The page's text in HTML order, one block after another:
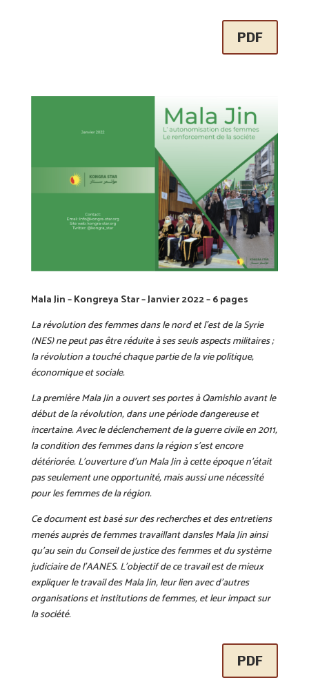
PDF
Mala Jin – Kongreya Star – Janvier 2022 – 6 pages
La révolution des femmes dans le nord et l’est de la Syrie
(NES) ne peut pas être réduite à ses seuls aspects militaires ;
la révolution a touché chaque partie de la vie politique,
économique et sociale.
La première Mala Jin a ouvert ses portes à Qamishlo avant le
début de la révolution, dans une période dangereuse et
incertaine. Avec le déclenchement de la guerre civile en 2011,
la condition des femmes dans la région s’est encore
détériorée. L’ouverture d’un Mala Jin à cette époque n’était
pas seulement une opportunité, mais aussi une nécessité
pour les femmes de la région.
Ce document est basé sur des recherches et des entretiens
menés auprès de femmes travaillant dansles Mala Jin ainsi
qu’au sein du Conseil de justice des femmes et du système
judiciaire de l’AANES.L’objectif de ce travail est de mieux
expliquer le travail des Mala Jin, leur lien avec d’autres
organisations et institutions de femmes, et leur impact sur
la société.
PDF